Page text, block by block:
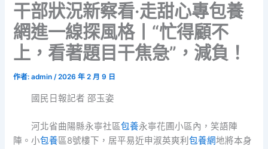
干部狀況新察看·走甜心專包養
網進一線探風格丨“忙得顧不
上，看著題目干焦急”，減負！
作者:admin/2026 年 2 月 9 日
國民日報記者 邵玉姿
河北省曲陽縣永寧社區包養永寧花圃小區內，笑語陣
陣。小包養區8號樓下，居平易近申淑英爽利包養網地將本身